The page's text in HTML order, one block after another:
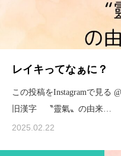
レイキってなぁに？
この投稿をInstagramで見る
旧漢字 〝靈氣〟の由来…
2025.02.22